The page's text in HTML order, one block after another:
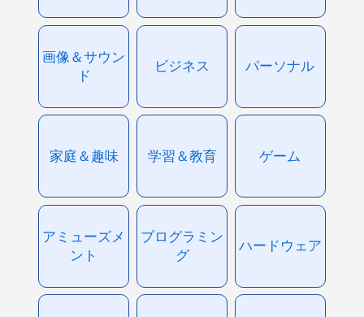
画像＆サウン
ド
ビジネス パーソナル
家庭＆趣味 学習＆教育 ゲーム
アミューズメ
ント
プログラミン
グ
ハードウェア